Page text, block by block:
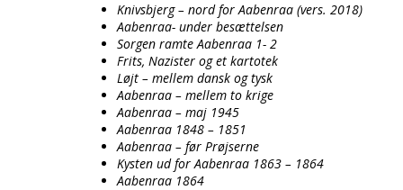
Knivsbjerg – nord for Aabenraa (vers. 2018)
Aabenraa- under besættelsen
Sorgen ramte Aabenraa 1- 2
Frits, Nazister og et kartotek
Løjt – mellem dansk og tysk
Aabenraa – mellem to krige
Aabenraa – maj 1945
Aabenraa 1848 – 1851
Aabenraa – før Prøjserne
Kysten ud for Aabenraa 1863 – 1864
Aabenraa 1864